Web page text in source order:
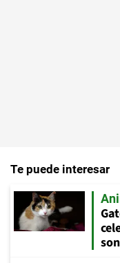
Te puede interesar